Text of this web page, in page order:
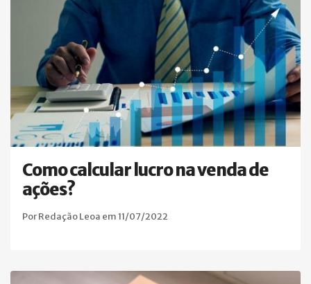
Como calcular lucro na venda de
ações?
Por Redação Leoa em 11/07/2022